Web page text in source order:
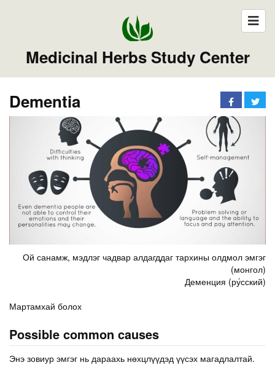
Medicinal Herbs Study Center
Dementia
Ой санамж, мэдлэг чадвар алдагддаг тархины олдмол эмгэг
(монгол)
Деменция (ру́сский)
Мартамхай болох
Possible common causes
Энэ зовиур эмгэг нь дараахь нөхцлүүдэд үүсэх магадлалтай.